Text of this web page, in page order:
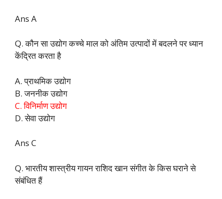
Ans A
Q. कौन सा उद्योग कच्चे माल को अंतिम उत्पादों में बदलने पर ध्यान
केंद्रित करता है
A. प्राथमिक उद्योग
B. जननीक उद्योग
C. विनिर्माण उद्योग
D. सेवा उद्योग
Ans C
Q. भारतीय शास्त्रीय गायन राशिद खान संगीत के किस घराने से
संबंधित हैं